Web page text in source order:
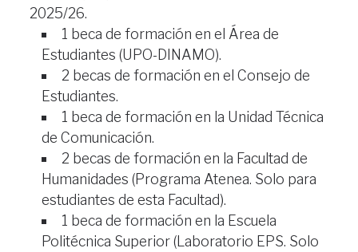
2025/26.
1 beca de formación en el Área de
Estudiantes (UPO-DINAMO).
2 becas de formación en el Consejo de
Estudiantes.
1 beca de formación en la Unidad Técnica
de Comunicación.
2 becas de formación en la Facultad de
Humanidades (Programa Atenea. Solo para
estudiantes de esta Facultad).
1 beca de formación en la Escuela
Politécnica Superior (Laboratorio EPS. Solo